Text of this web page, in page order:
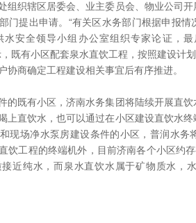
组织辖区居委会、业主委员会、物业公司
门提出申请。“有关区水务部门根据申报
水安全领导小组办公室组织专家论证，
既有小区配套泉水直饮工程，按照建设计
协商确定工程建设相关事宜后有序推进。
既有小区，济南水务集团将陆续开展直饮
上直饮水，也可以通过在小区建设直饮水
现场净水泵房建设条件的小区，普润水务
饮工程的终端机外，目前济南各个小区约
近纯水，而泉水直饮水属于矿物质水，